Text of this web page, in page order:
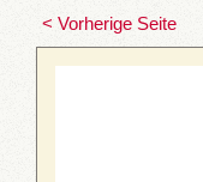
< Vorherige Seite